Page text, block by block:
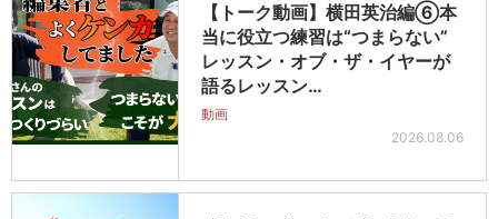
【トーク動画】横田英治編⑥本
当に役立つ練習は“つまらない”
レッスン・オブ・ザ・イヤーが
語るレッスン…
動画
2026.08.06